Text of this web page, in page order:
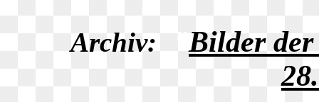
Archiv:
Bilder der